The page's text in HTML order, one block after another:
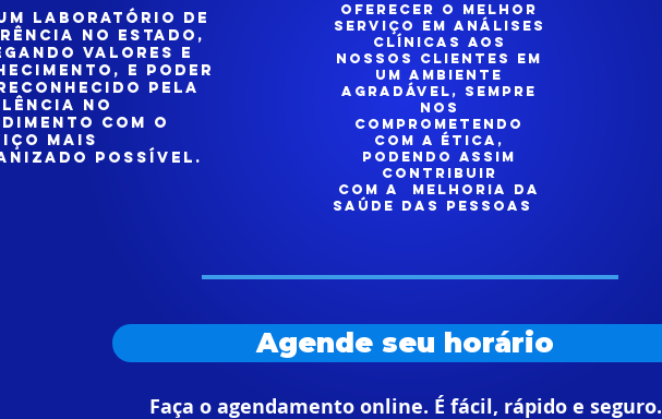
laboratório de
no estado,
valores e
e poder
pela
no
com o
mais
possível.
Oferecer o melhor
serviço em análises
clínicas aos
nossos clientes em
um ambiente
agradável, sempre
nos
comprometendo
com a ética,
podendo assim
contribuir
com a melhoria da
saúde das pessoas
Agende seu horário
Faça o agendamento online. É fácil, rápido e seguro.